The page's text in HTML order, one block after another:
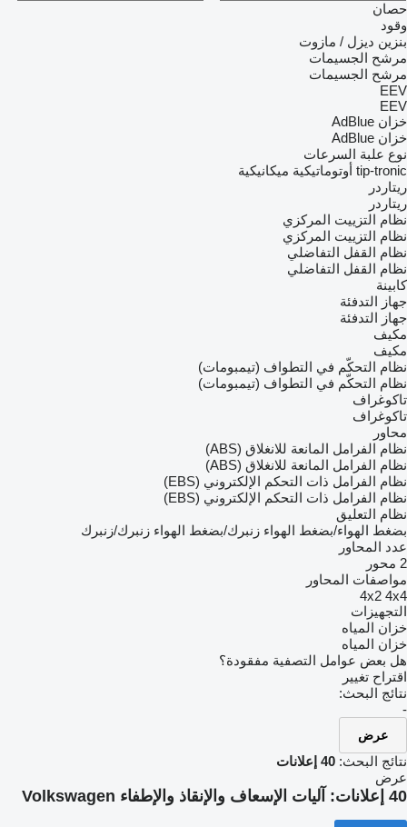
حصان
وقود
بنزين ديزل / مازوت
مرشح الجسيمات
مرشح الجسيمات
EEV
EEV
خزان AdBlue
خزان AdBlue
نوع علبة السرعات
tip-tronic أوتوماتيكية ميكانيكية
ريتاردر
ريتاردر
نظام التزييت المركزي
نظام التزييت المركزي
نظام القفل التفاضلي
نظام القفل التفاضلي
كابينة
جهاز التدفئة
جهاز التدفئة
مكيف
مكيف
نظام التحكّم في التطواف (تيمبومات)
نظام التحكّم في التطواف (تيمبومات)
تاكوغراف
تاكوغراف
محاور
نظام الفرامل المانعة للانغلاق (ABS)
نظام الفرامل المانعة للانغلاق (ABS)
نظام الفرامل ذات التحكم الإلكتروني (EBS)
نظام الفرامل ذات التحكم الإلكتروني (EBS)
نظام التعليق
بضغط الهواء/بضغط الهواء زنبرك/بضغط الهواء زنبرك/زنبرك
عدد المحاور
2 محور
مواصفات المحاور
4x2 4x4
التجهيزات
خزان المياه
خزان المياه
هل بعض عوامل التصفية مفقودة؟
اقتراح تغيير
نتائج البحث:
-
عرض
نتائج البحث: 40 إعلانات
عرض
40 إعلانات: آليات الإسعاف والإنقاذ والإطفاء Volkswagen